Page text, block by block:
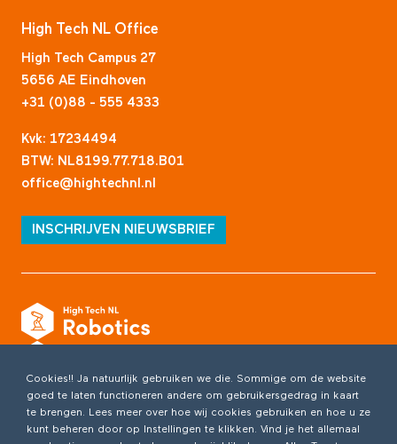
High Tech NL Office
High Tech Campus 27
5656 AE Eindhoven
+31 (0)88 - 555 4333
Kvk: 17234494
BTW: NL8199.77.718.B01
office@hightechnl.nl
INSCHRIJVEN NIEUWSBRIEF
Cookies!! Ja natuurlijk gebruiken we die. Sommige om de website
goed te laten functioneren andere om gebruikersgedrag in kaart
te brengen. Lees meer over hoe wij cookies gebruiken en hoe u ze
kunt beheren door op Instellingen te klikken. Vind je het allemaal